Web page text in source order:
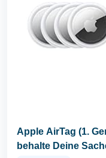
Apple AirTag (1.
behalte Deine